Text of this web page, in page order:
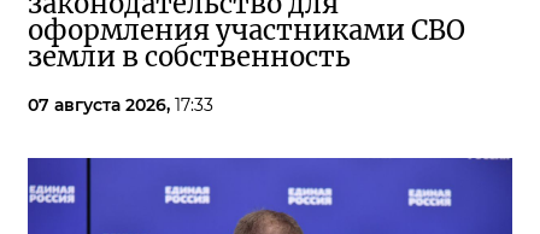
оформления участниками СВО
земли в собственность
07 августа 2026, 17:33